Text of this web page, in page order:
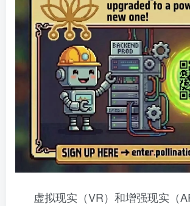
虚拟现实（VR）和增强现实（